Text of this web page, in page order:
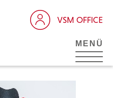
VSM OFFICE
MENÜ